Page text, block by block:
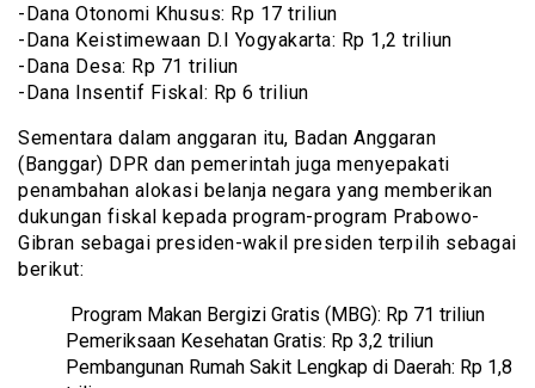
-Dana Otonomi Khusus: Rp 17 triliun
-Dana Keistimewaan D.I Yogyakarta: Rp 1,2 triliun
-Dana Desa: Rp 71 triliun
-Dana Insentif Fiskal: Rp 6 triliun
Sementara dalam anggaran itu, Badan Anggaran
(Banggar) DPR dan pemerintah juga menyepakati
penambahan alokasi belanja negara yang memberikan
dukungan fiskal kepada program-program Prabowo-
Gibran sebagai presiden-wakil presiden terpilih sebagai
berikut:
Program Makan Bergizi Gratis (MBG): Rp 71 triliun
Pemeriksaan Kesehatan Gratis: Rp 3,2 triliun
Pembangunan Rumah Sakit Lengkap di Daerah: Rp 1,8